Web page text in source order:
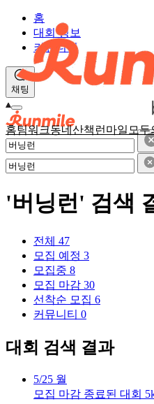
홈팀워크동네산책 런마일 모
홈
대회 정보
커뮤니티
채팅
'버닝런' 검색
전체 47
모집 예정 3
모집중 8
모집 마감 30
선착순 모집 6
커뮤니티 0
대회 검색 결과
5/25 월
모집 마감 종료된 대회